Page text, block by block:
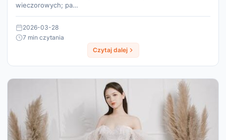
wieczorowych; pa…
2026-03-28
7 min czytania
Czytaj dalej